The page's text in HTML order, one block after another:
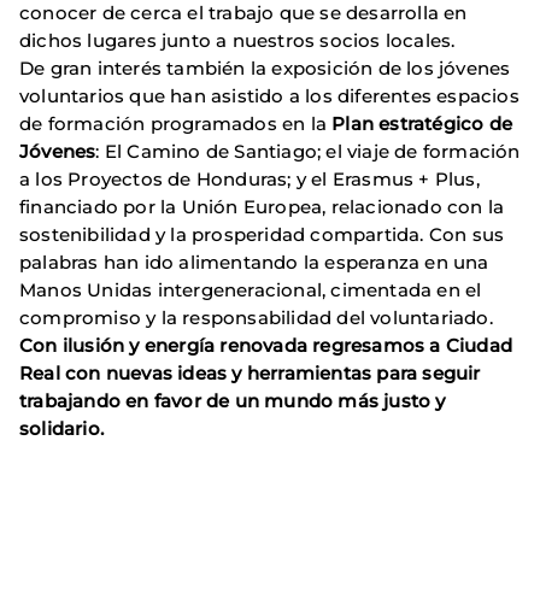
conocer de cerca el trabajo que se desarrolla en
dichos lugares junto a nuestros socios locales.
De gran interés también la exposición de los jóvenes
voluntarios que han asistido a los diferentes espacios
de formación programados en la Plan estratégico de
Jóvenes: El Camino de Santiago; el viaje de formación
a los Proyectos de Honduras; y el Erasmus + Plus,
financiado por la Unión Europea, relacionado con la
sostenibilidad y la prosperidad compartida. Con sus
palabras han ido alimentando la esperanza en una
Manos Unidas intergeneracional, cimentada en el
compromiso y la responsabilidad del voluntariado.
Con ilusión y energía renovada regresamos a Ciudad
Real con nuevas ideas y herramientas para seguir
trabajando en favor de un mundo más justo y
solidario.